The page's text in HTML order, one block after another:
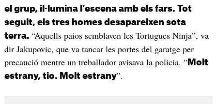
el grup, il·lumina l’escena amb els fars. Tot
seguit, els tres homes desapareixen sota
terra. “Aquells paios semblaven les Tortugues Ninja”, va
dir Jakupovic, que va tancar les portes del garatge per
precaució mentre un treballador avisava la policia. “Molt
estrany, tio. Molt estrany”.